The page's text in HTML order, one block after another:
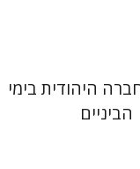
היהודית בימי
הביניים